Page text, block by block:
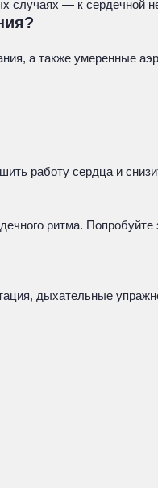
случаях — к сердечной
а также умеренные
работу сердца и
ритма.
дыхательные